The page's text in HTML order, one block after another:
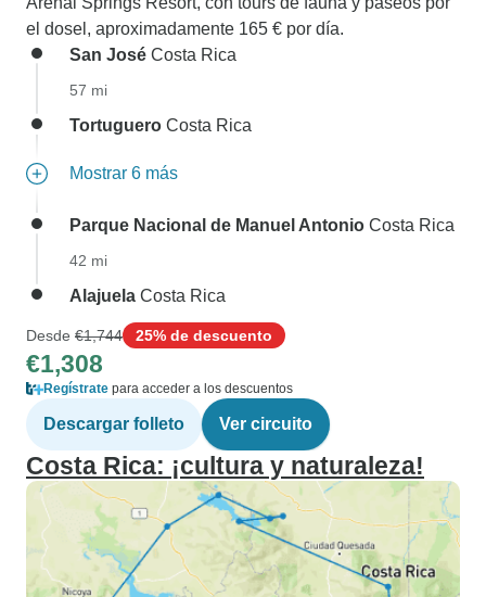
el dosel, aproximadamente 165 € por día.
San José Costa Rica
57 mi
Tortuguero Costa Rica
Mostrar 6 más
Parque Nacional de Manuel Antonio Costa Rica
42 mi
Alajuela Costa Rica
Desde €1,744 25% de descuento
€1,308
Regístrate para acceder a los descuentos
Descargar folleto Ver circuito
Costa Rica: ¡cultura y naturaleza!